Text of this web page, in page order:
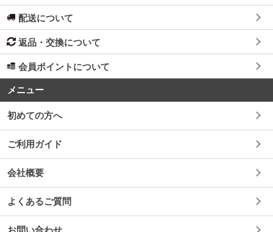
配送について
返品・交換について
会員ポイントについて
メニュー
初めての方へ
ご利用ガイド
会社概要
よくあるご質問